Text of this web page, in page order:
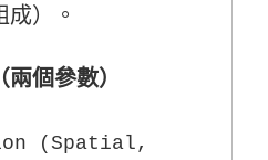
成）。
個參數）
(Spatial,